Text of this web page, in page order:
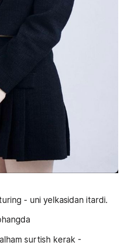
- uni yelkasidan itardi.
surtish kerak -